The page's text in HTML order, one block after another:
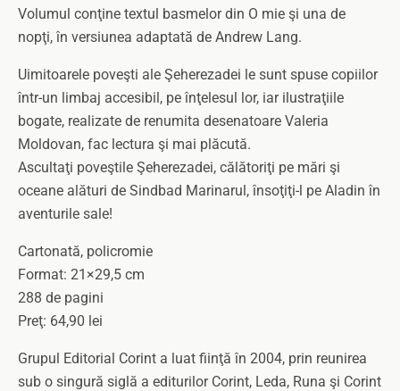
Volumul conţine textul basmelor din O mie şi una de
nopţi, în versiunea adaptată de Andrew Lang.
Uimitoarele poveşti ale Şeherezadei le sunt spuse copiilor
într-un limbaj accesibil, pe înţelesul lor, iar ilustraţiile
bogate, realizate de renumita desenatoare Valeria
Moldovan, fac lectura şi mai plăcută.
Ascultaţi poveştile Şeherezadei, călătoriţi pe mări şi
oceane alături de Sindbad Marinarul, însoţiţi-l pe Aladin în
aventurile sale!
Cartonată, policromie
Format: 21×29,5 cm
288 de pagini
Preţ: 64,90 lei
Grupul Editorial Corint a luat fiinţă în 2004, prin reunirea
sub o singură siglă a editurilor Corint, Leda, Runa şi Corint